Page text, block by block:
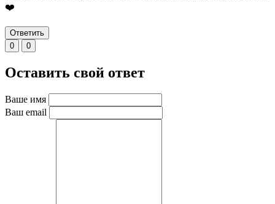
❤️
Ответить
0
0
Оставить свой ответ
Ваше имя
Ваш email